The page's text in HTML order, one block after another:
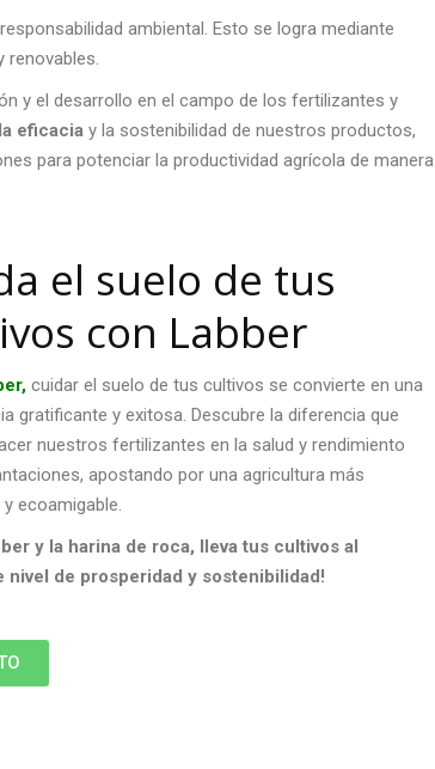
ambiental. Esto se logra mediante
renovables.
y el desarrollo en el campo de los fertilizantes y
eficacia y la sostenibilidad de nuestros productos,
para potenciar la productividad agrícola de manera
el suelo de tus
con Labber
cuidar el suelo de tus cultivos se convierte en una
gratificante y exitosa. Descubre la diferencia que
nuestros fertilizantes en la salud y rendimiento
apostando por una agricultura más
y ecoamigable.
y la harina de roca, lleva tus cultivos al
nivel de prosperidad y sostenibilidad!